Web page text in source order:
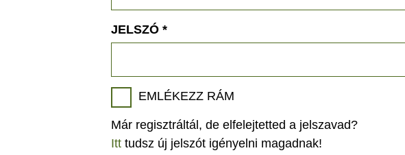
JELSZÓ *
EMLÉKEZZ RÁM
Már regisztráltál, de elfelejtetted a jelszavad?
Itt tudsz új jelszót igényelni magadnak!